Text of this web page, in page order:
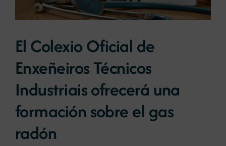
Portal de empleo
Contacto
El Colexio Oficial de
Enxeñeiros Técnicos
Industriais ofrecerá una
formación sobre el gas
radón